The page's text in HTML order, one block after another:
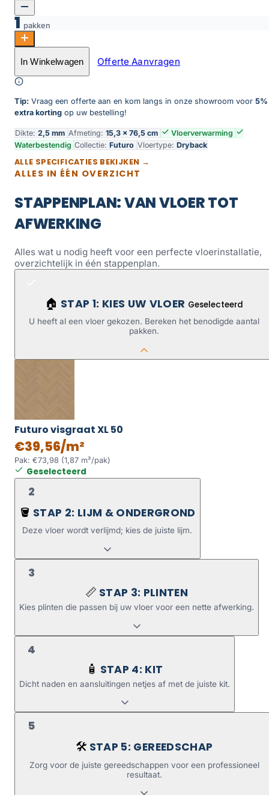
1 pakken
Futuro visgraat XL 50 aantal
Toevoegen aan winkelwagen
In Winkelwagen Offerte Aanvragen
Tip: Vraag een offerte aan en kom langs in onze showroom voor 5%
extra korting op uw bestelling!
Dikte: 2,5 mm Afmeting: 15,3 × 76,5 cm
Vloerverwarming
Waterbestendig Collectie: Futuro Vloertype: Dryback
ALLE SPECIFICATIES BEKIJKEN →
ALLES IN ÉÉN OVERZICHT
STAPPENPLAN: VAN VLOER TOT
AFWERKING
Alles wat u nodig heeft voor een perfecte vloerinstallatie,
overzichtelijk in één stappenplan.
🏠 STAP 1: KIES UW VLOER Geselecteerd
U heeft al een vloer gekozen. Bereken het benodigde aantal
pakken.
Futuro visgraat XL 50
€39,56/m²
Pak: €73,98 (1,87 m²/pak)
Geselecteerd
2
🪣 STAP 2: LIJM & ONDERGROND
Deze vloer wordt verlijmd; kies de juiste lijm.
3
📏 STAP 3: PLINTEN
Kies plinten die passen bij uw vloer voor een nette afwerking.
4
🧴 STAP 4: KIT
Dicht naden en aansluitingen netjes af met de juiste kit.
5
🛠️ STAP 5: GEREEDSCHAP
Zorg voor de juiste gereedschappen voor een professioneel
resultaat.